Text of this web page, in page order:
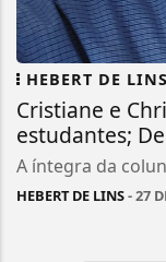
HEBERT DE LINS
Cristiane e
estudantes;
A íntegra da
HEBERT DE LINS- 27